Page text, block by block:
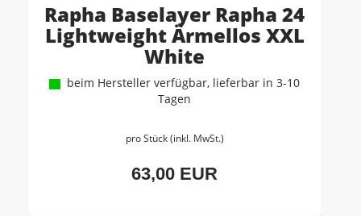
Rapha Baselayer Rapha 24
Lightweight Ärmellos XXL
White
beim Hersteller verfügbar, lieferbar in 3-10
Tagen
pro Stück (inkl. MwSt.)
63,00 EUR